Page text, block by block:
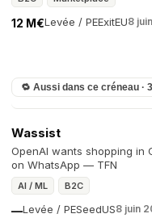
Levée / PE
12 M€ ExitEU8
🔁 Aussi dans ce créneau · 3
Wassist
OpenAI wants shopping in
on WhatsApp — TFN
AI / ML B2C
Levée / PE
— SeedUS8 juin